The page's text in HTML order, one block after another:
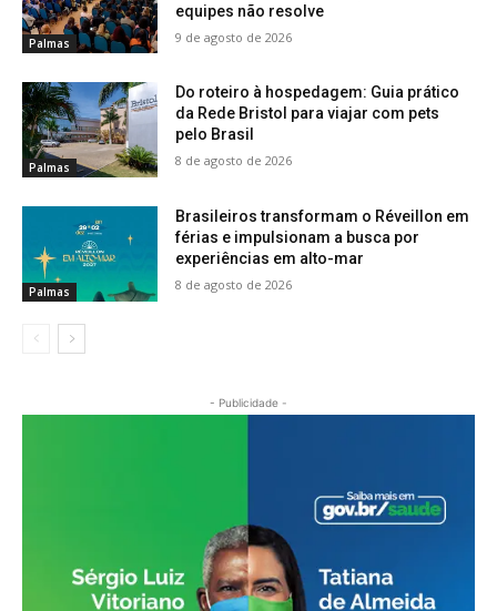
Palmas
equipes não resolve
9 de agosto de 2026
Palmas
Do roteiro à hospedagem: Guia prático
da Rede Bristol para viajar com pets
pelo Brasil
8 de agosto de 2026
Palmas
Brasileiros transformam o Réveillon em
férias e impulsionam a busca por
experiências em alto-mar
8 de agosto de 2026
- Publicidade -